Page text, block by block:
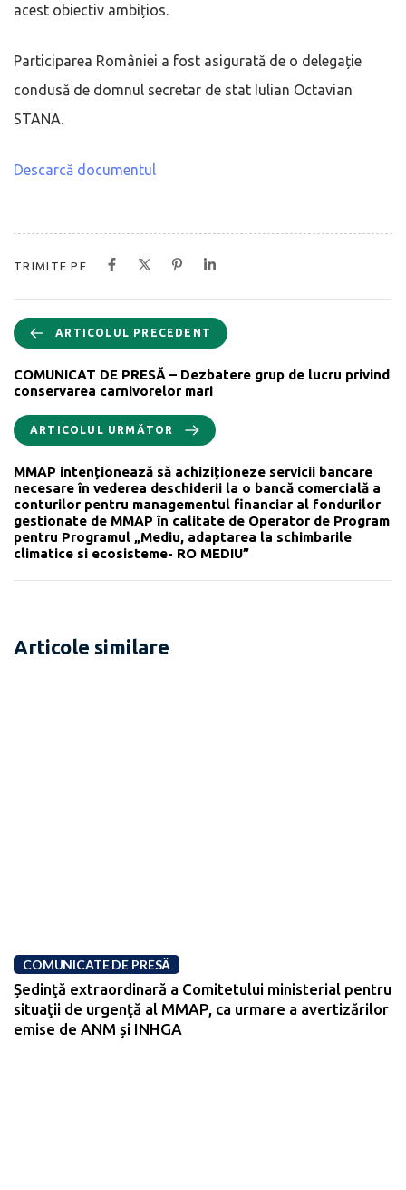
acest obiectiv ambițios.
Participarea României a fost asigurată de o delegație
condusă de domnul secretar de stat Iulian Octavian
STANA.
Descarcă documentul
TRIMITE PE
ARTICOLUL PRECEDENT
COMUNICAT DE PRESĂ – Dezbatere grup de lucru privind
conservarea carnivorelor mari
ARTICOLUL URMĂTOR
MMAP intenționează să achiziționeze servicii bancare
necesare în vederea deschiderii la o bancă comercială a
conturilor pentru managementul financiar al fondurilor
gestionate de MMAP în calitate de Operator de Program
pentru Programul „Mediu, adaptarea la schimbarile
climatice si ecosisteme- RO MEDIU”
Articole similare
COMUNICATE DE PRESĂ
Ședinţă extraordinară a Comitetului ministerial pentru
situaţii de urgenţă al MMAP, ca urmare a avertizărilor
emise de ANM și INHGA